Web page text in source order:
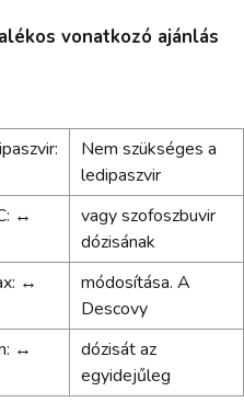
vonatkozó ajánlás
Nem szükséges a
ledipaszvir
↔
vagy szofoszbuvir
dózisának
↔
módosítása. A
Descovy
↔
dózisát az
egyidejűleg